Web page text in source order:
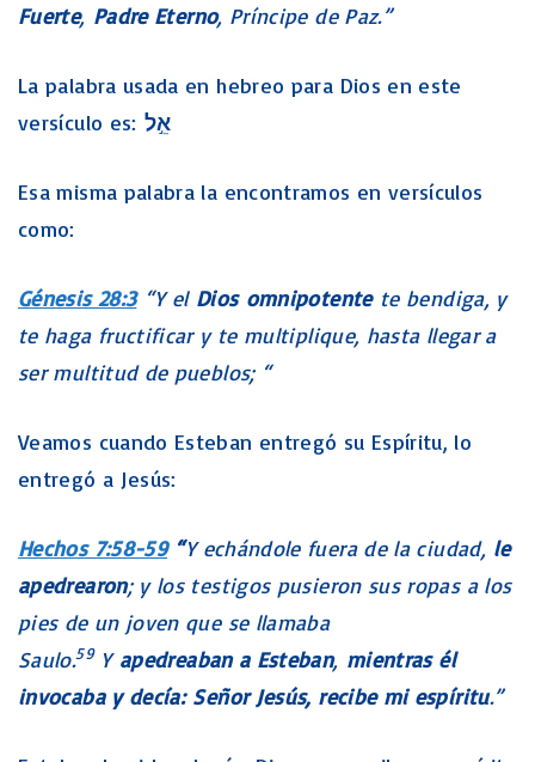
Fuerte, Padre Eterno, Príncipe de Paz.”
La palabra usada en hebreo para Dios en este
versículo es:אֵ֣ל
Esa misma palabra la encontramos en versículos
como:
Génesis 28:3“Y el Dios omnipotentete bendiga, y
te haga fructificar y te multiplique, hasta llegar a
ser multitud de pueblos; “
Veamos cuando Esteban entregó su Espíritu, lo
entregó a Jesús:
Hechos 7:58-59“Y echándole fuera de la ciudad,le
apedrearon; y los testigos pusieron sus ropas a los
pies de un joven que se llamaba
Saulo.59 Y apedreaban a Esteban, mientras él
invocaba y decía: Señor Jesús, recibe mi espíritu.”